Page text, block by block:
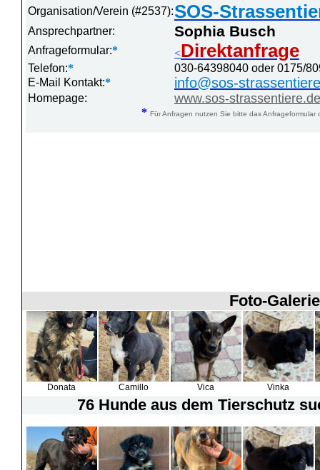
Organisation/Verein (#2537):SOS-
Ansprechpartner: Sophia Busch
Anfrageformular:* <Direktanfrage
Telefon:*
030-64398040 oder 0175/
E-Mail Kontakt:* info@sos-
Homepage: www.sos-strassentiere.de
* Für Anfragen nutzen Sie bitte das
Foto-
Donata Camillo Vica Vinka
76 Hunde aus dem Tierschutz